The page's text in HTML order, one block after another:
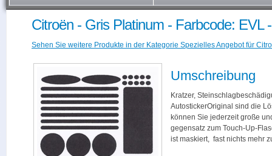
Citroën - Gris Platinum - Farbcode: EVL
Sehen Sie weitere Produkte in der Kategorie Spezielles Angebot für
Umschreibung
Kratzer,
AutostickerOriginal sind die
können Sie jederzeit große
gegensatz zum Touch-Up-
ist maskiert, fast nichts mehr